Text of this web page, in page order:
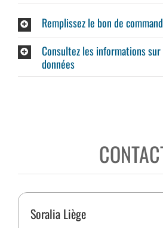
Remplissez le bon de
Consultez les informations
données
Soralia Liège